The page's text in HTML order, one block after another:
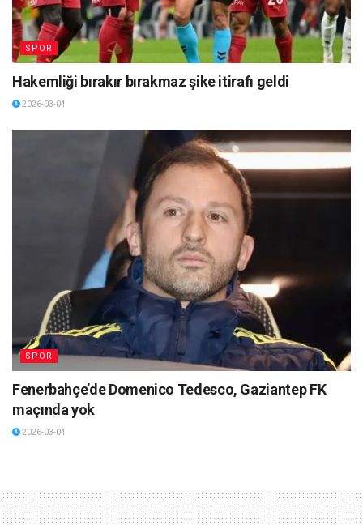
SPOR
Hakemliği bırakır bırakmaz şike itirafı geldi
2026-03-04
SPOR
Fenerbahçe’de Domenico Tedesco, Gaziantep FK
maçında yok
2026-03-04